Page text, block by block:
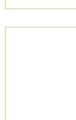
Alto
-